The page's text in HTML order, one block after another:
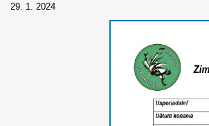
29. 1. 2024